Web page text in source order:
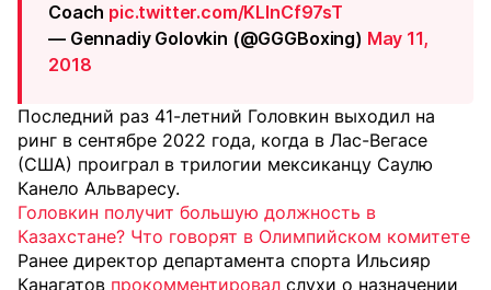
Coach pic.twitter.com/KLInCf97sT
— Gennadiy Golovkin (@GGGBoxing) May 11,
2018
Последний раз 41-летний Головкин выходил на
ринг в сентябре 2022 года, когда в Лас-Вегасе
(США) проиграл в трилогии мексиканцу Саулю
Канело Альваресу.
Головкин получит большую должность в
Казахстане? Что говорят в Олимпийском комитете
Ранее директор департамента спорта Ильсияр
Канагатов прокомментировал слухи о назначении